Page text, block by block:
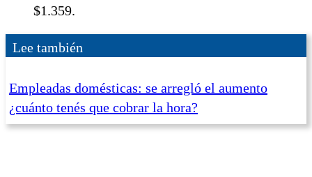
$1.359.
Lee también
Empleadas domésticas: se arregló el aumento
¿cuánto tenés que cobrar la hora?